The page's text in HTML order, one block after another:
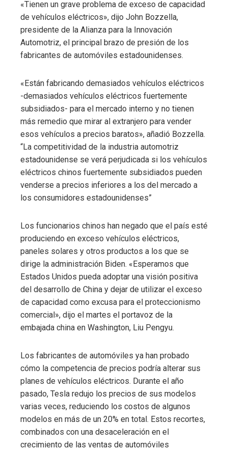
«Tienen un grave problema de exceso de capacidad
de vehículos eléctricos», dijo John Bozzella,
presidente de la Alianza para la Innovación
Automotriz, el principal brazo de presión de los
fabricantes de automóviles estadounidenses.
«Están fabricando demasiados vehículos eléctricos
-demasiados vehículos eléctricos fuertemente
subsidiados- para el mercado interno y no tienen
más remedio que mirar al extranjero para vender
esos vehículos a precios baratos», añadió Bozzella.
“La competitividad de la industria automotriz
estadounidense se verá perjudicada si los vehículos
eléctricos chinos fuertemente subsidiados pueden
venderse a precios inferiores a los del mercado a
los consumidores estadounidenses”
Los funcionarios chinos han negado que el país esté
produciendo en exceso vehículos eléctricos,
paneles solares y otros productos a los que se
dirige la administración Biden. «Esperamos que
Estados Unidos pueda adoptar una visión positiva
del desarrollo de China y dejar de utilizar el exceso
de capacidad como excusa para el proteccionismo
comercial», dijo el martes el portavoz de la
embajada china en Washington, Liu Pengyu.
Los fabricantes de automóviles ya han probado
cómo la competencia de precios podría alterar sus
planes de vehículos eléctricos. Durante el año
pasado, Tesla redujo los precios de sus modelos
varias veces, reduciendo los costos de algunos
modelos en más de un 20% en total. Estos recortes,
combinados con una desaceleración en el
crecimiento de las ventas de automóviles